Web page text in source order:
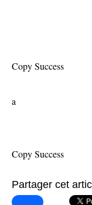
Copy Success
a
Copy Success
Partager cet